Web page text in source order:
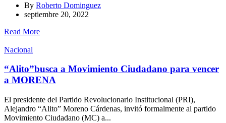
By Roberto Dominguez
septiembre 20, 2022
Read More
Nacional
“Alito”busca a Movimiento Ciudadano para vencer
a MORENA
El presidente del Partido Revolucionario Institucional (PRI),
Alejandro “Alito” Moreno Cárdenas, invitó formalmente al partido
Movimiento Ciudadano (MC) a...